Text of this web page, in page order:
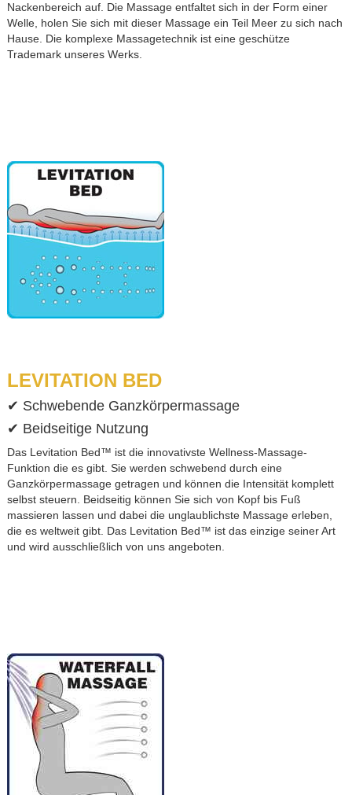
Nackenbereich auf. Die Massage entfaltet sich in der Form einer
Welle, holen Sie sich mit dieser Massage ein Teil Meer zu sich nach
Hause. Die komplexe Massagetechnik ist eine geschütze
Trademark unseres Werks.
LEVITATION BED
✔ Schwebende Ganzkörpermassage
✔ Beidseitige Nutzung
Das Levitation Bed™ ist die innovativste Wellness-Massage-
Funktion die es gibt. Sie werden schwebend durch eine
Ganzkörpermassage getragen und können die Intensität komplett
selbst steuern. Beidseitig können Sie sich von Kopf bis Fuß
massieren lassen und dabei die unglaublichste Massage erleben,
die es weltweit gibt. Das Levitation Bed™ ist das einzige seiner Art
und wird ausschließlich von uns angeboten.